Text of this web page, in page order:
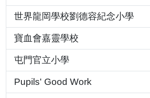
世界龍岡學校劉德容紀念小學
寶血會嘉靈學校
屯門官立小學
Pupils' Good Work